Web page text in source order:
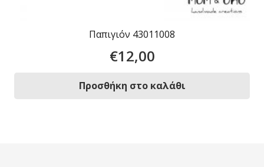
Παπιγιόν 43011008
€12,00
Προσθήκη στο καλάθι